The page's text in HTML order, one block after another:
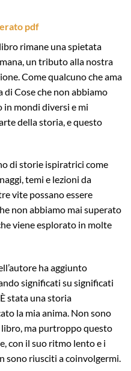
pdf
rimane una spietata
un tributo alla nostra
Come qualcuno che ama
di Cose che non abbiamo
mondi diversi e mi
della storia, e questo
di storie ispiratrici come
temi e lezioni da
vite possano essere
non abbiamo mai superato
viene esplorato in molte
ha aggiunto
significati su significati
stata una storia
la mia anima. Non sono
ma purtroppo questo
con il suo ritmo lento e i
sono riusciti a coinvolgermi.